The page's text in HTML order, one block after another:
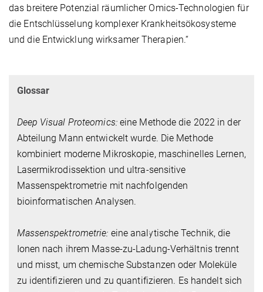
das breitere Potenzial räumlicher Omics-Technologien für
die Entschlüsselung komplexer Krankheitsökosysteme
und die Entwicklung wirksamer Therapien.“
Glossar
Deep Visual Proteomics:eine Methode die 2022 in der
Abteilung Mann entwickelt wurde. Die Methode
kombiniert moderne Mikroskopie, maschinelles Lernen,
Lasermikrodissektion und ultra-sensitive
Massenspektrometrie mit nachfolgenden
bioinformatischen Analysen.
Massenspektrometrie: eine analytische Technik, die
Ionen nach ihrem Masse-zu-Ladung-Verhältnis trennt
und misst, um chemische Substanzen oder Moleküle
zu identifizieren und zu quantifizieren. Es handelt sich